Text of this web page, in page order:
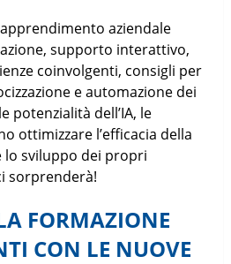
aziendale
supporto interattivo,
coinvolgenti, consigli per
e automazione dei
potenzialità dell’IA, le
ottimizzare l’efficacia della
lo sviluppo dei propri
sorprenderà!
FORMAZIONE
CON LE NUOVE